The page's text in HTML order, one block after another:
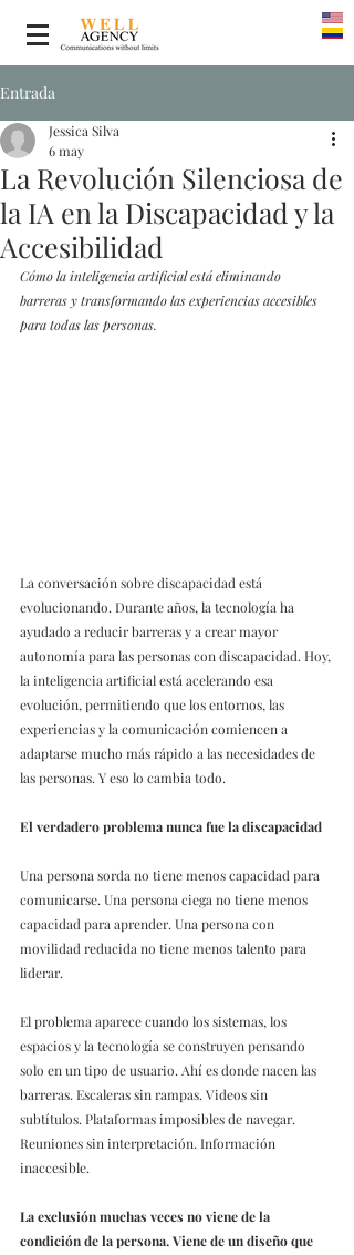
Entrada
La Revolución Silenciosa de
la IA en la Discapacidad y la
Accesibilidad
Jessica Silva
6 may
Cómo la inteligencia artificial está eliminando
barreras y transformando las experiencias accesibles
para todas las personas.
La conversación sobre discapacidad está
evolucionando. Durante años, la tecnología ha
ayudado a reducir barreras y a crear mayor
autonomía para las personas con discapacidad. Hoy,
la inteligencia artificial está acelerando esa
evolución, permitiendo que los entornos, las
experiencias y la comunicación comiencen a
adaptarse mucho más rápido a las necesidades de
las personas. Y eso lo cambia todo.
El verdadero problema nunca fue la discapacidad
Una persona sorda no tiene menos capacidad para
comunicarse. Una persona ciega no tiene menos
capacidad para aprender. Una persona con
movilidad reducida no tiene menos talento para
liderar.
El problema aparece cuando los sistemas, los
espacios y la tecnología se construyen pensando
solo en un tipo de usuario. Ahí es donde nacen las
barreras. Escaleras sin rampas. Videos sin
subtítulos. Plataformas imposibles de navegar.
Reuniones sin interpretación. Información
inaccesible.
La exclusión muchas veces no viene de la
condición de la persona. Viene de un diseño que